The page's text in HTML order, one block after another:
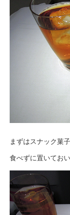
まずはスナック菓子
食べずに置いてお